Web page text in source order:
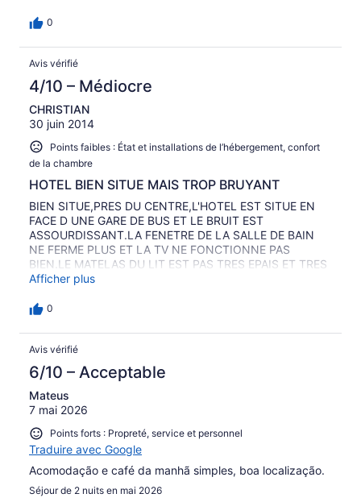
0
Avis vérifié
4/10 – Médiocre
CHRISTIAN
30 juin 2014
Points faibles : État et installations de l’hébergement, confort
de la chambre
HOTEL BIEN SITUE MAIS TROP BRUYANT
BIEN SITUE,PRES DU CENTRE,L'HOTEL EST SITUE EN
FACE D UNE GARE DE BUS ET LE BRUIT EST
ASSOURDISSANT.LA FENETRE DE LA SALLE DE BAIN
NE FERME PLUS ET LA TV NE FONCTIONNE PAS
BIEN.LE MATELAS DU LIT EST PAS TRES EPAIS ET TRES
PETIT.DEJEUNER:OK ET PERSONNEL DEVOUE MAIS
TRES RECOMMANDABLE QUESTION QUALITE-PRIX. NE
Afficher plus
0
Avis vérifié
6/10 – Acceptable
Mateus
7 mai 2026
Points forts : Propreté, service et personnel
Traduire avec Google
Acomodação e café da manhã simples, boa localização.
Séjour de 2 nuits en mai 2026